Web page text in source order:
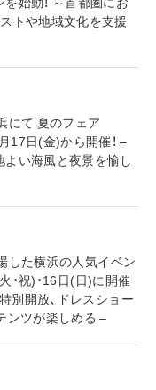
トや地域文化を支援
にて 夏のフェア
17日(金)から開催！ –
い海風と夜景を愉し
した横浜の人気イベン
・祝)・16日(日)に開催
別開放、ドレスショー
ンツが楽しめる –